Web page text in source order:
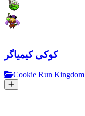
کوکی کیمیاگر
Cookie Run Kingdom